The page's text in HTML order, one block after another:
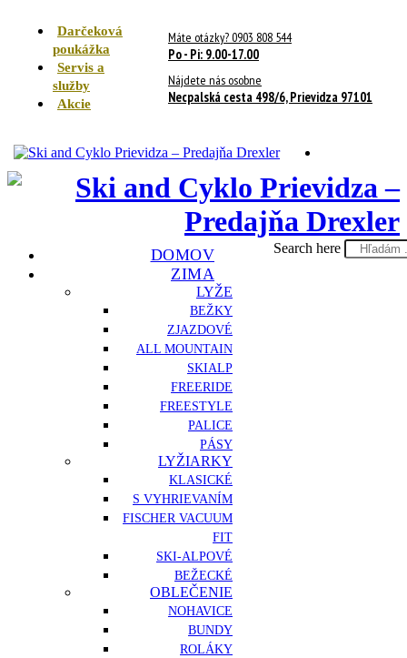
Darčeková
poukážka
Servis a
služby
Akcie
Máte otázky? 0903 808 544
Po - Pi: 9.00-17.00
Nájdete nás osobne
Necpalská cesta 498/6, Prievidza 97101
DOMOV
ZIMA
LYŽE
BEŽKY
ZJAZDOVÉ
ALL MOUNTAIN
SKIALP
FREERIDE
FREESTYLE
PALICE
PÁSY
LYŽIARKY
KLASICKÉ
S VYHRIEVANÍM
FISCHER VACUUM
FIT
SKI-ALPOVÉ
BEŽECKÉ
OBLEČENIE
NOHAVICE
BUNDY
ROLÁKY
Search here